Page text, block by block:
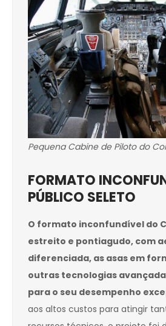
Pequena Cabine de Piloto do
FORMATO
PÚBLICO SELETO
O formato inconfundível do
estreito e pontiagudo, com
diferenciada, as asas em
outras tecnologias
para o seu desempenho
aos altos custos para atingir